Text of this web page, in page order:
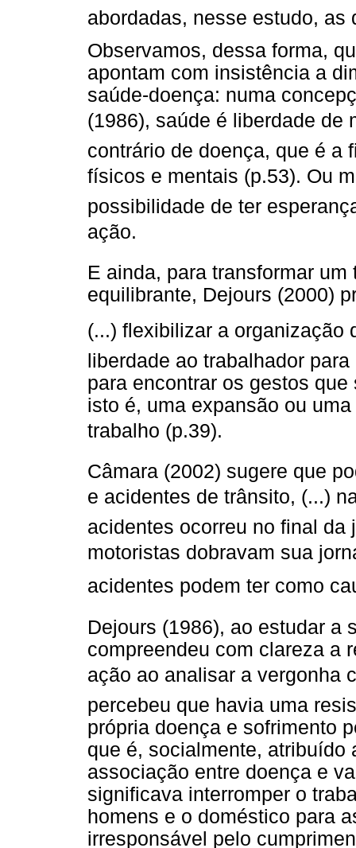
abordadas, nesse estudo,
Observamos, dessa forma,
apontam com insistência a
saúde-doença: numa
(1986), saúde é liberdade
contrário de doença, que é a
físicos e mentais (p.53). Ou
possibilidade de ter
ação.
E ainda, para transformar
equilibrante, Dejours (2000)
(...) flexibilizar a
liberdade ao trabalhador
para encontrar os gestos
isto é, uma expansão ou
trabalho (p.39).
Câmara (2002) sugere que
e acidentes de trânsito, (...)
acidentes ocorreu no final da
motoristas dobravam sua
acidentes podem ter como
Dejours (1986), ao estudar a
compreendeu com clareza a
ação ao analisar a vergonha
percebeu que havia uma
própria doença e sofrimento
que é, socialmente, atribuído
associação entre doença e
significava interromper o
homens e o doméstico para
irresponsável pelo